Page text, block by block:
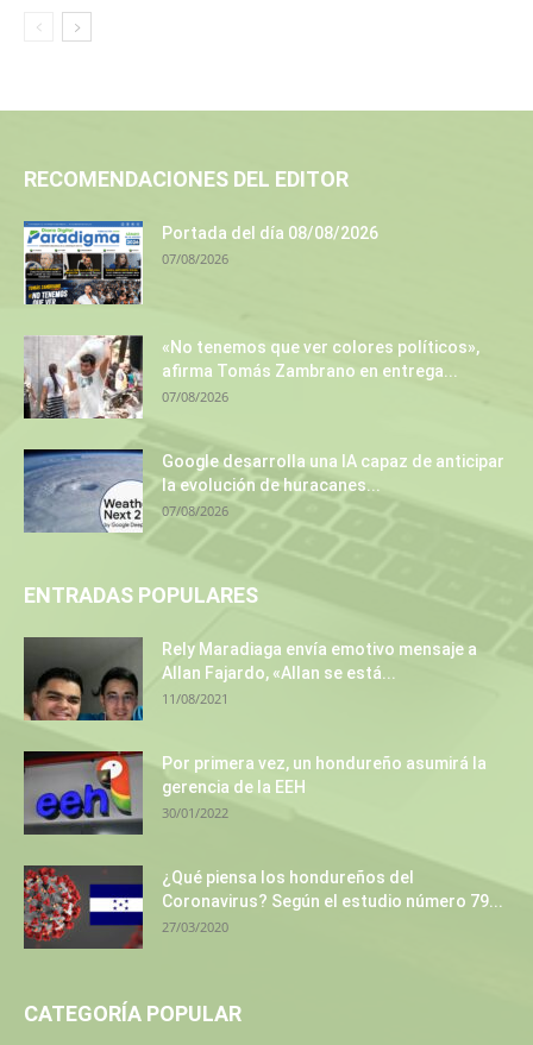
RECOMENDACIONES DEL EDITOR
Portada del día 08/08/2026
07/08/2026
«No tenemos que ver colores políticos»,
afirma Tomás Zambrano en entrega...
07/08/2026
Google desarrolla una IA capaz de anticipar
la evolución de huracanes...
07/08/2026
ENTRADAS POPULARES
Rely Maradiaga envía emotivo mensaje a
Allan Fajardo, «Allan se está...
11/08/2021
Por primera vez, un hondureño asumirá la
gerencia de la EEH
30/01/2022
¿Qué piensa los hondureños del
Coronavirus? Según el estudio número 79...
27/03/2020
CATEGORÍA POPULAR